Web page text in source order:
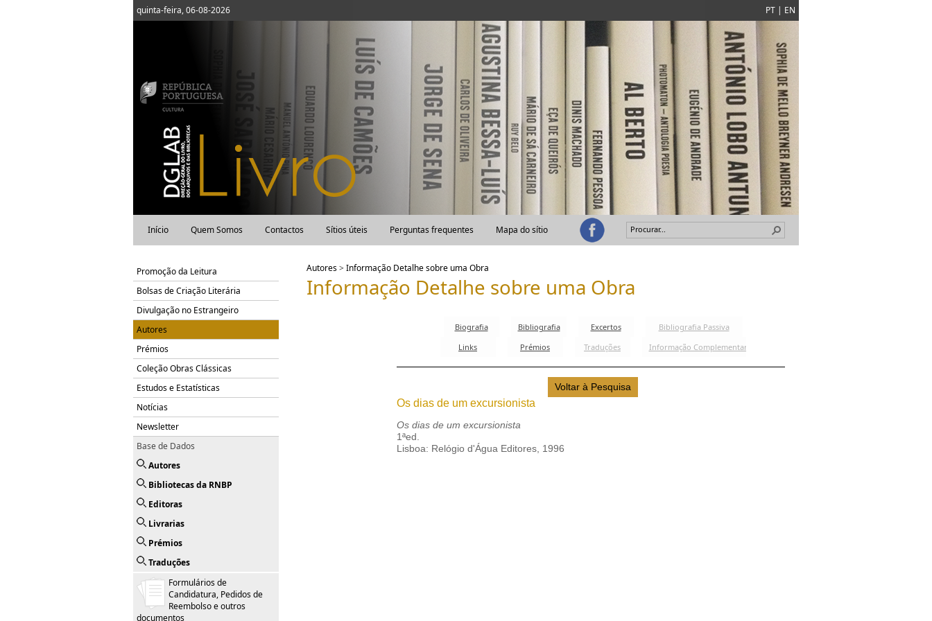
quinta-feira, 06-08-2026 PT | EN
Início Quem Somos Contactos Sítios úteis Perguntas frequentes Mapa do sítio
Promoção da Leitura
Bolsas de Criação Literária
Divulgação no Estrangeiro
Autores
Prémios
Coleção Obras Clássicas
Estudos e Estatísticas
Notícias
Newsletter
Base de Dados
Autores
Bibliotecas da RNBP
Editoras
Livrarias
Prémios
Traduções
Formulários de
Candidatura, Pedidos de
Reembolso e outros
documentos
Autores>Informação Detalhe sobre uma Obra
Informação Detalhe sobre uma Obra
Os dias de um excursionista
Os dias de um excursionista
1ªed.
Lisboa: Relógio d'Água Editores, 1996